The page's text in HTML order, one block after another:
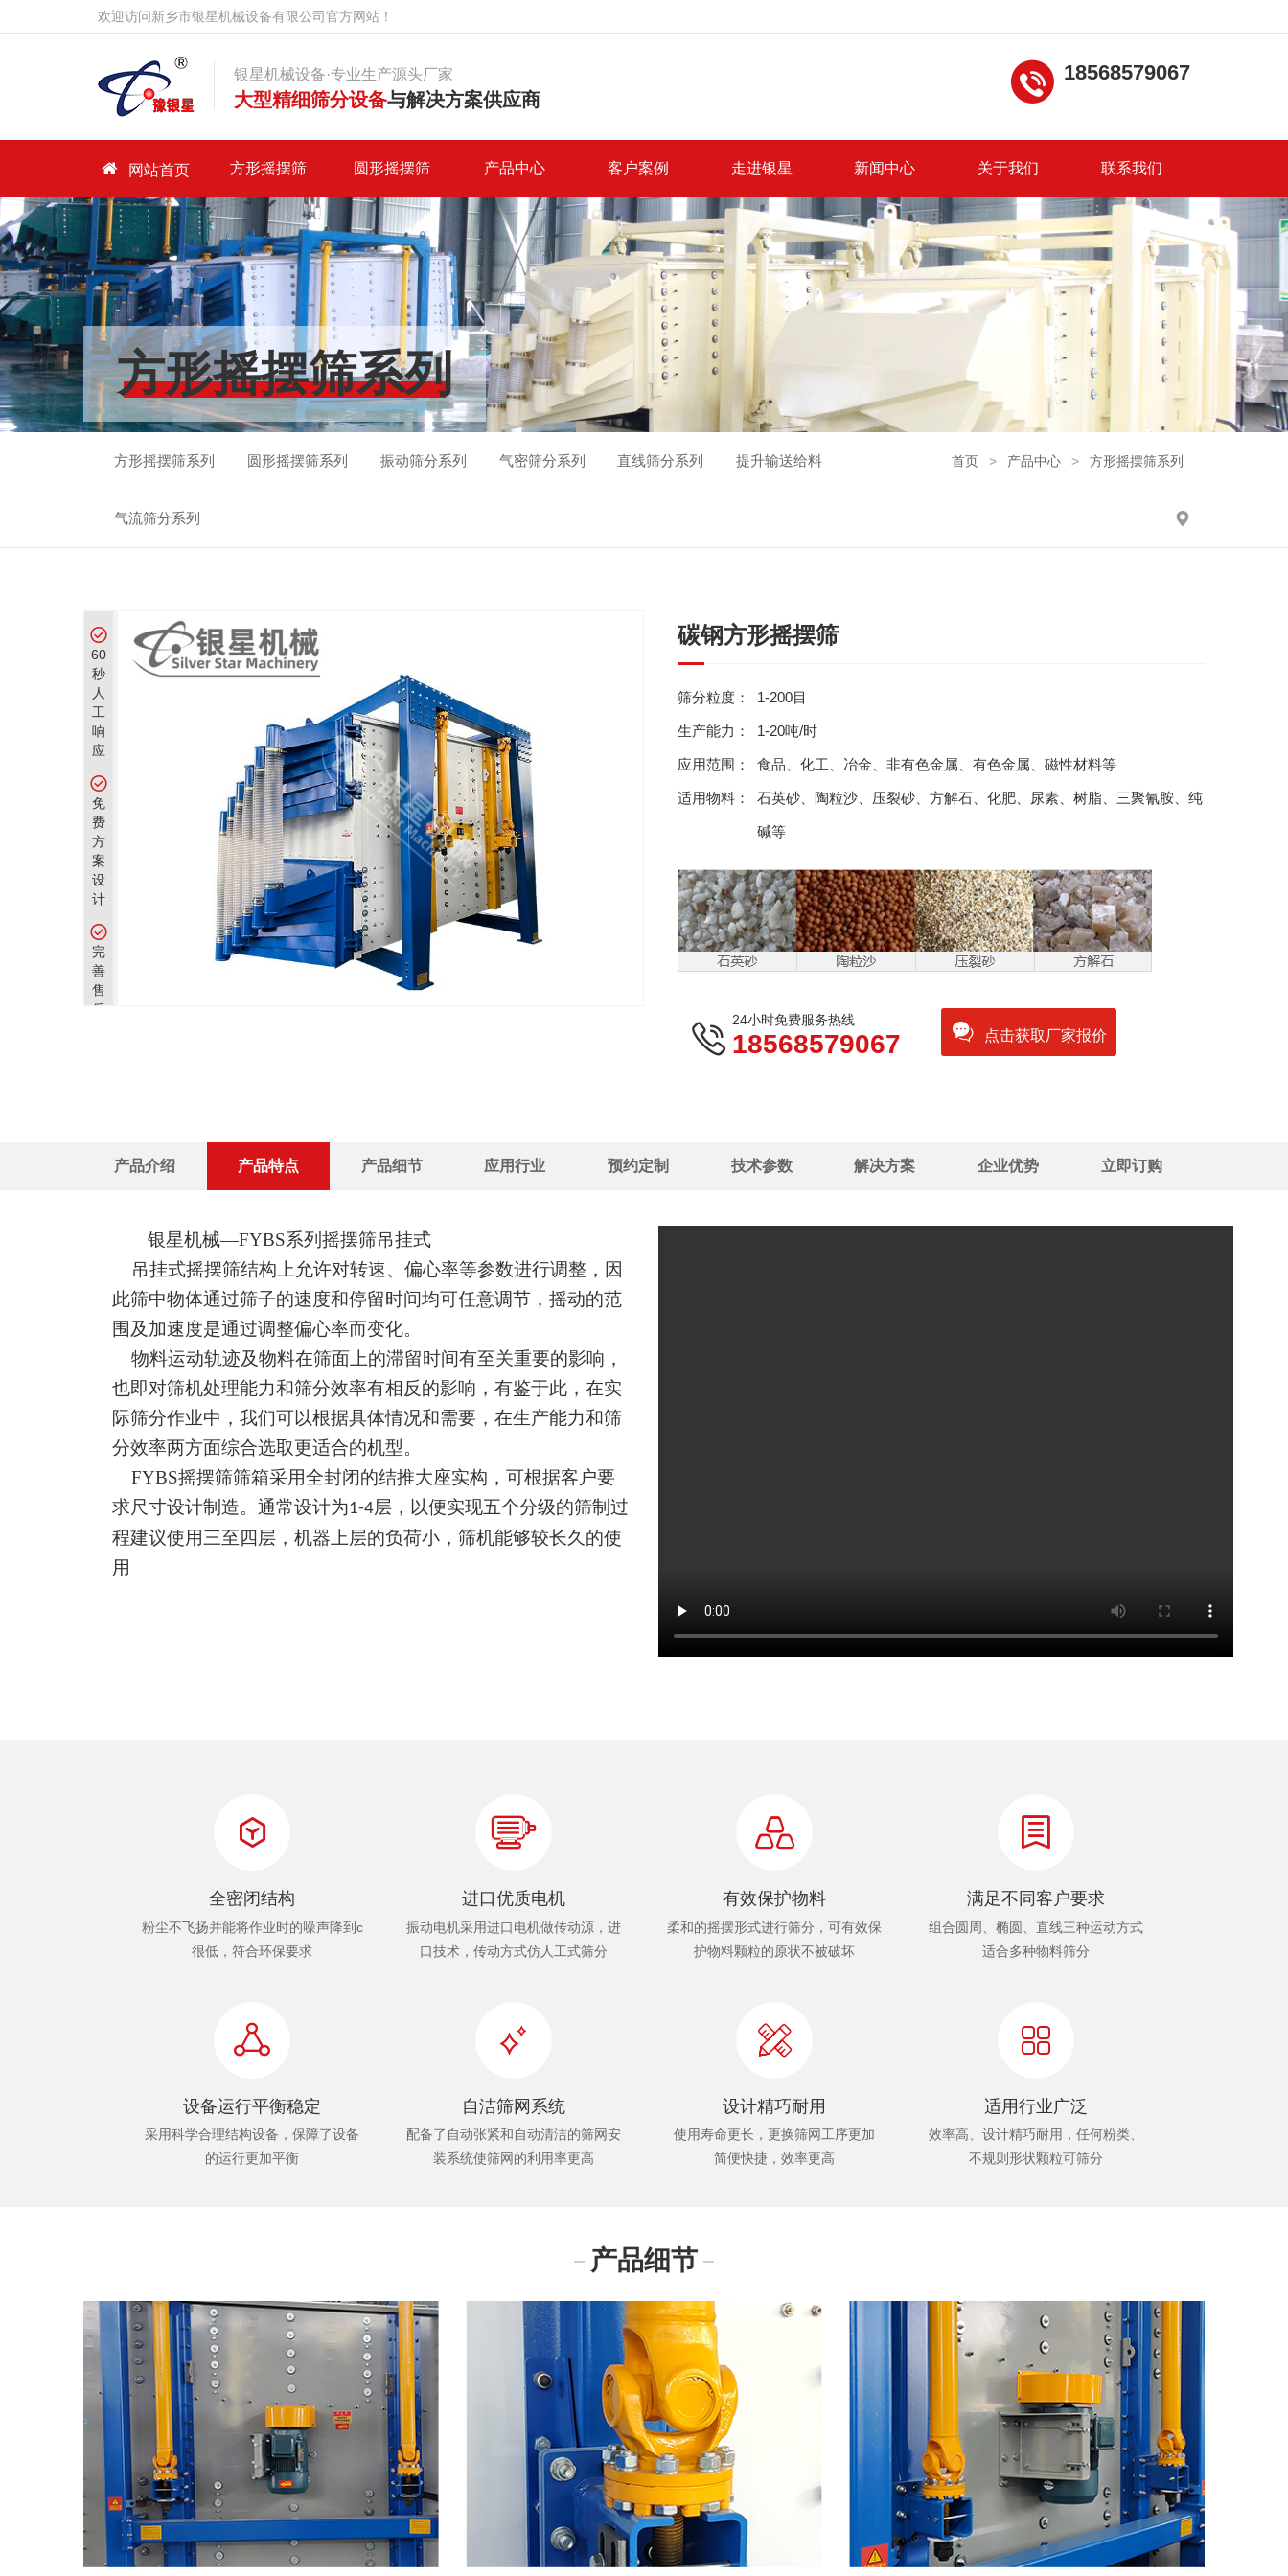
欢迎访问新乡市银星机械设备有限公司官方网站！
银星机械设备·专业生产源头厂家
大型精细筛分设备与解决方案供应商
18568579067
首页
圆形摇摆筛
产品中心
客户案例
走进银星
网站首页 方形摇摆筛 圆形摇摆筛 产品中心 客户案例 走进银星 新闻中心 关于我们 联系我们
方形摇摆筛系列
方形摇摆筛系列 圆形摇摆筛系列 振动筛分系列 气密筛分系列 直线筛分系列 提升输送给料
气流筛分系列
首页 > 产品中心 > 方形摇摆筛系列
60
秒
人
工
响
应
免
费
方
案
设
计
完
善
售
后
碳钢方形摇摆筛
筛分粒度： 1-200目
生产能力： 1-20吨/时
应用范围： 食品、化工、冶金、非有色金属、有色金属、磁性材料等
适用物料： 石英砂、陶粒沙、压裂砂、方解石、化肥、尿素、树脂、三聚氰胺、纯
碱等
24小时免费服务热线
18568579067 点击获取厂家报价
产品介绍 产品特点 产品细节 应用行业 预约定制 技术参数 解决方案 企业优势 立即订购
银星机械—FYBS系列摇摆筛吊挂式
吊挂式摇摆筛结构上允许对转速、偏心率等参数进行调整，因
此筛中物体通过筛子的速度和停留时间均可任意调节，摇动的范
围及加速度是通过调整偏心率而变化。
物料运动轨迹及物料在筛面上的滞留时间有至关重要的影响，
也即对筛机处理能力和筛分效率有相反的影响，有鉴于此，在实
际筛分作业中，我们可以根据具体情况和需要，在生产能力和筛
分效率两方面综合选取更适合的机型。
FYBS摇摆筛筛箱采用全封闭的结推大座实构，可根据客户要
求尺寸设计制造。通常设计为1-4层，以便实现五个分级的筛制过
程建议使用三至四层，机器上层的负荷小，筛机能够较长久的使
用
全密闭结构
粉尘不飞扬并能将作业时的噪声降到c
很低，符合环保要求
进口优质电机
振动电机采用进口电机做传动源，进
口技术，传动方式仿人工式筛分
有效保护物料
柔和的摇摆形式进行筛分，可有效保
护物料颗粒的原状不被破坏
满足不同客户要求
组合圆周、椭圆、直线三种运动方式
适合多种物料筛分
设备运行平衡稳定
采用科学合理结构设备，保障了设备
的运行更加平衡
自洁筛网系统
配备了自动张紧和自动清洁的筛网安
装系统使筛网的利用率更高
设计精巧耐用
使用寿命更长，更换筛网工序更加
简便快捷，效率更高
适用行业广泛
效率高、设计精巧耐用，任何粉类、
不规则形状颗粒可筛分
产品细节